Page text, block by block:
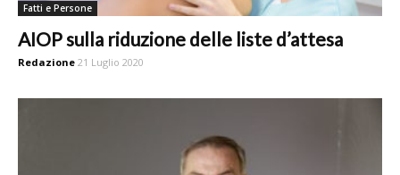
Fatti e Persone
AIOP sulla riduzione delle liste d’attesa
Redazione 21 Luglio 2020